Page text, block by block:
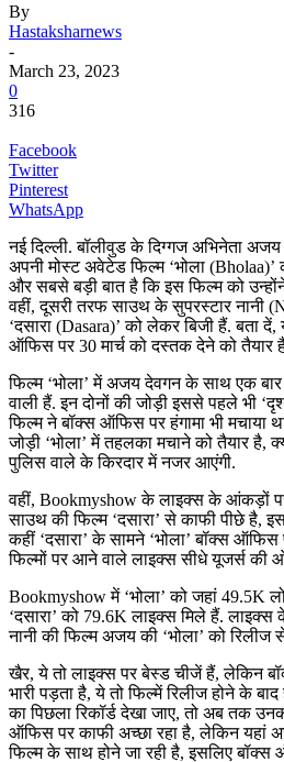
By
Hastaksharnews
-
March 23, 2023
0
316
Facebook
Twitter
Pinterest
WhatsApp
नई दिल्ली. बॉलीवुड के दिग्गज अभिनेता
अपनी मोस्ट अवेटेड फिल्म ‘भोला
और सबसे बड़ी बात है कि इस फिल्म को
वहीं, दूसरी तरफ साउथ के सुपरस्टार नानी
‘दसारा (Dasara)’ को लेकर बिजी हैं. बता
ऑफिस पर 30 मार्च को दस्तक देने को तैयार
फिल्म ‘भोला’ में अजय देवगन के साथ एक
वाली हैं. इन दोनों की जोड़ी इससे पहले भी
फिल्म ने बॉक्स ऑफिस पर हंगामा भी मचाया
जोड़ी ‘भोला’ में तहलका मचाने को तैयार है,
पुलिस वाले के किरदार में नजर आएंगी.
वहीं, Bookmyshow के लाइक्स के आंकड़ों
साउथ की फिल्म ‘दसारा’ से काफी पीछे है,
कहीं ‘दसारा’ के सामने ‘भोला’ बॉक्स
फिल्मों पर आने वाले लाइक्स सीधे यूजर्स की
Bookmyshow में ‘भोला’ को जहां 49.5K
‘दसारा’ को 79.6K लाइक्स मिले हैं.
नानी की फिल्म अजय की ‘भोला’ को रिलीज
खैर, ये तो लाइक्स पर बेस्ड चीजें हैं, लेकिन
भारी पड़ता है, ये तो फिल्में रिलीज होने के
का पिछला रिकॉर्ड देखा जाए, तो अब तक
ऑफिस पर काफी अच्छा रहा है, लेकिन यहां
फिल्म के साथ होने जा रही है, इसलिए